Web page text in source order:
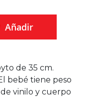
Añadir
de 35 cm.
bebé tiene peso
vinilo y cuerpo